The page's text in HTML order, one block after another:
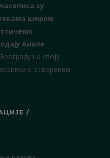
су
широм
Анале
на своју
с отвореним
/